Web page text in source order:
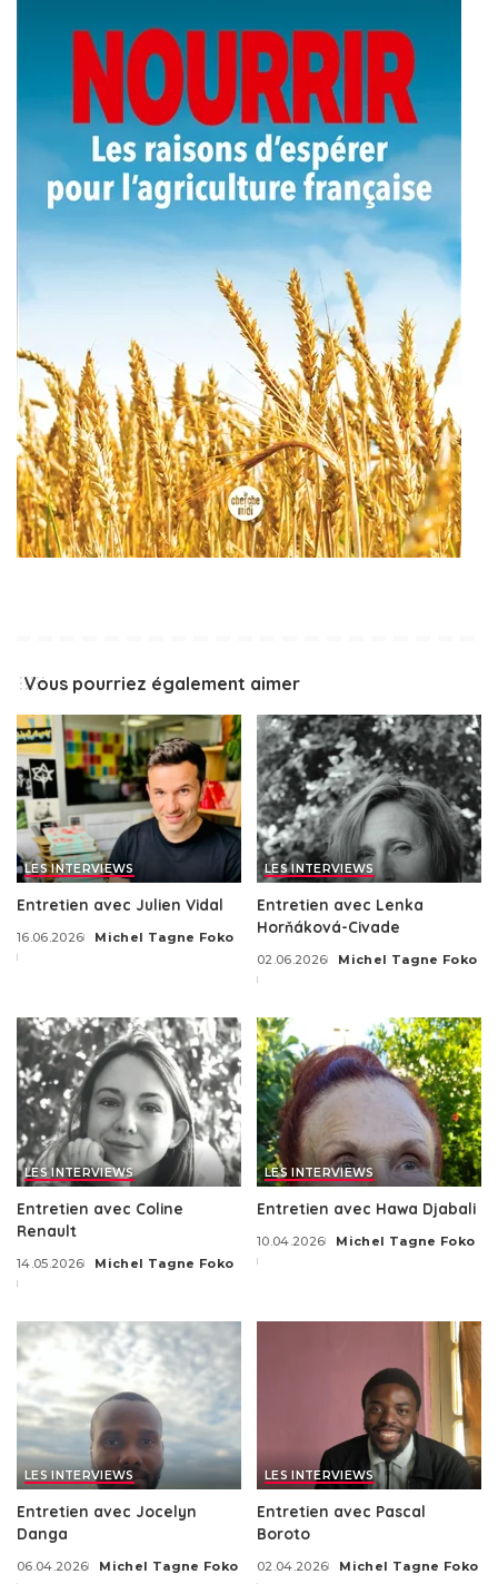
Vous pourriez également aimer
LES INTERVIEWS
Entretien avec Julien Vidal
16.06.2026
Posted
Michel Tagne Foko
LES INTERVIEWS
Entretien avec Lenka
Horňáková-Civade
02.06.2026
Posted
Michel Tagne Foko
LES INTERVIEWS
Entretien avec Coline
Renault
14.05.2026
Posted
Michel Tagne Foko
LES INTERVIEWS
Entretien avec Hawa Djabali
10.04.2026
Posted
Michel Tagne Foko
LES INTERVIEWS
Entretien avec Jocelyn
Danga
06.04.2026
Posted
Michel Tagne Foko
LES INTERVIEWS
Entretien avec Pascal
Boroto
02.04.2026
Posted
Michel Tagne Foko